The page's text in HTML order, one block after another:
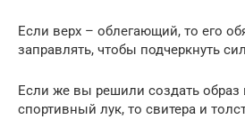
Если верх – облегающий, то его
заправлять, чтобы подчеркнуть
Если же вы решили создать образ
спортивный лук, то свитера и